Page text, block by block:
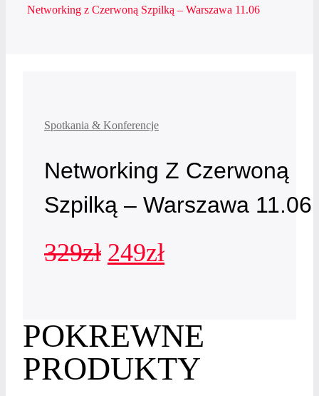
Networking z Czerwoną Szpilką – Warszawa 11.06
Spotkania & Konferencje
Networking Z Czerwoną
Szpilką – Warszawa 11.06
329zł Pierwotna
wynosiła:
329zł.
249złAktualna
wynosi:
249zł.
POKREWNE
PRODUKTY